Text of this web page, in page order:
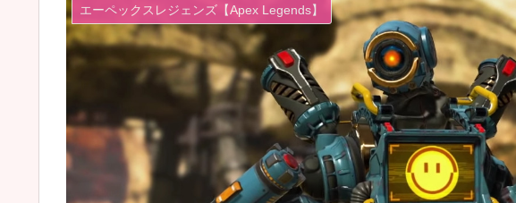
エーペックスレジェンズ【Apex Legends】